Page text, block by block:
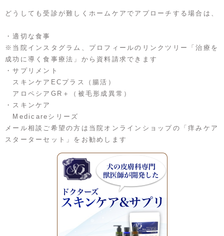
どうしても受診が難しくホームケアでアプローチする場合は、
・適切な食事
※当院インスタグラム、プロフィールのリンクツリー「治療を
成功に導く食事療法」から資料請求できます
・サプリメント
スキンケアECプラス（腸活）
アロペシアGR＋（被毛形成異常）
・スキンケア
Medicareシリーズ
メール相談ご希望の方は当院オンラインショップの「痒みケア
スターターセット」をお勧めします